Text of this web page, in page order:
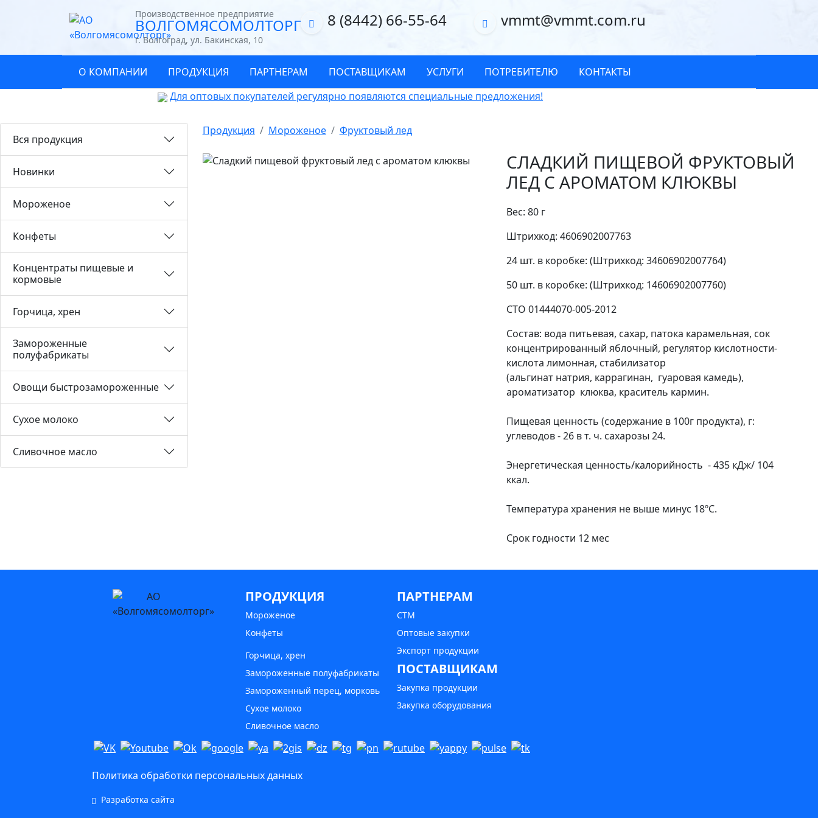
Производственное предприятие
ВОЛГОМЯСОМОЛТОРГ
г. Волгоград, ул. Бакинская, 10
8 (8442) 66-55-64 vmmt@vmmt.com.ru
О КОМПАНИИ ПРОДУКЦИЯ ПАРТНЕРАМ ПОСТАВЩИКАМ УСЛУГИ ПОТРЕБИТЕЛЮ
КОНТАКТЫ
Для оптовых покупателей регулярно появляются специальные предложения!
Вся продукция
Новинки
Мороженое
Конфеты
Концентраты пищевые и
кормовые
Горчица, хрен
Замороженные
полуфабрикаты
Овощи быстрозамороженные
Сухое молоко
Сливочное масло
Продукция Мороженое Фруктовый лед
СЛАДКИЙ ПИЩЕВОЙ ФРУКТОВЫЙ
ЛЕД С АРОМАТОМ КЛЮКВЫ
Вес: 80 г
Штрихкод: 4606902007763
24 шт. в коробке: (Штрихкод: 34606902007764)
50 шт. в коробке: (Штрихкод: 14606902007760)
СТО 01444070-005-2012
Состав: вода питьевая, сахар, патока карамельная, сок
концентрированный яблочный, регулятор кислотности-
кислота лимонная, стабилизатор
(альгинат натрия, каррагинан, гуаровая камедь),
ароматизатор клюква, краситель кармин.
Пищевая ценность (содержание в 100г продукта), г:
углеводов - 26 в т. ч. сахарозы 24.
Энергетическая ценность/калорийность - 435 кДж/ 104
ккал.
Температура хранения не выше минус 18ºС.
Срок годности 12 мес
ПРОДУКЦИЯ
Мороженое
Конфеты
Горчица, хрен
Замороженные полуфабрикаты
Замороженный перец, морковь
Сухое молоко
Сливочное масло
ПАРТНЕРАМ
СТМ
Оптовые закупки
Экспорт продукции
ПОСТАВЩИКАМ
Закупка продукции
Закупка оборудования
Политика обработки персональных данных
Разработка сайта